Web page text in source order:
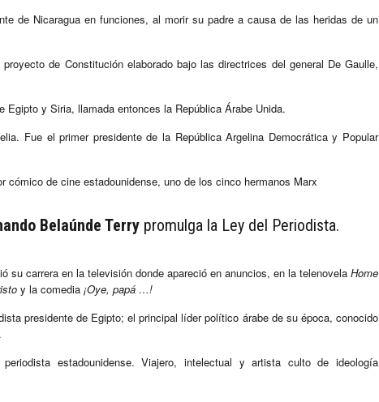
de Nicaragua en funciones, al morir su padre a causa de las heridas de un
de Constitución elaborado bajo las directrices del general De Gaulle,
Egipto y Siria, llamada entonces la República Árabe Unida.
Fue el primer presidente de la República Argelina Democrática y Popular
de cine estadounidense, uno de los cinco hermanos Marx
Belaúnde Terry promulga la Ley del Periodista.
su carrera en la televisión donde apareció en anuncios, en la telenovela Home
y la comedia ¡Oye, papá …!
presidente de Egipto; el principal líder político árabe de su época, conocido
estadounidense. Viajero, intelectual y artista culto de ideología